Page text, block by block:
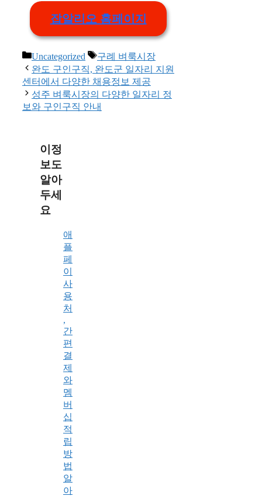
잡알리오 홈페이지
Categories
Uncategorized Tags
구례 벼룩시장
완도 구인구직, 완도군 일자리 지원
센터에서 다양한 채용정보 제공
성주 벼룩시장의 다양한 일자리 정
보와 구인구직 안내
이정
보도
알아
두세
요
애
플
페
이
사
용
처
,
간
편
결
제
와
멤
버
십
적
립
방
법
알
아